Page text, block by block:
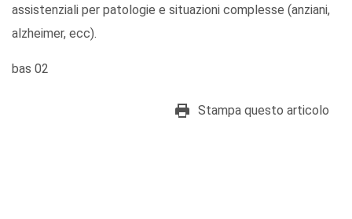
assistenziali per patologie e situazioni complesse (anziani,
alzheimer, ecc).
bas 02
Stampa questo articolo